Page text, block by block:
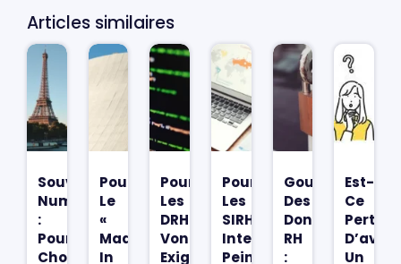
Articles similaires
Souveraineté
Numérique
:
Pourquoi
Choisir
Pourquoi
Le
«
Made
In
Pourquoi
Les
DRH
Vont
Exiger
Pourquoi
Les
SIRH
Internationaux
Peinent
Gouvernance
Des
Données
RH
:
Est-
Ce
D’avoir
Un